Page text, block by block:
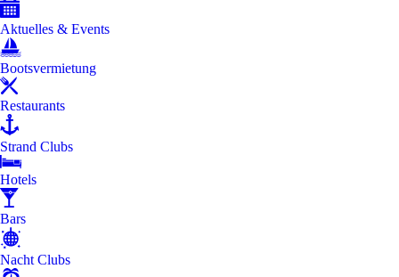
Aktuelles & Events
Bootsvermietung
Restaurants
Strand Clubs
Hotels
Bars
Nacht Clubs